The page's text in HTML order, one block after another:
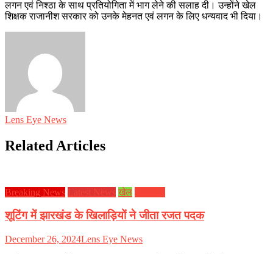
लगन एवं निश्ठा के साथ प्रतियोगिता में भाग लेने की सलाह दी। उन्होंने खेल
शिक्षक राजानीश सरकार को उनके मेहनत एवं लगन के लिए धन्यवाद भी दिया।
Lens Eye News
Related Articles
Breaking News Latest News खेल
शूटिंग में झारखंड के खिलाड़ियों ने जीता रजत पदक
December 26, 2024Lens Eye News